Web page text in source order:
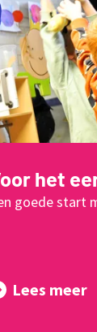
het
goede start
Lees meer